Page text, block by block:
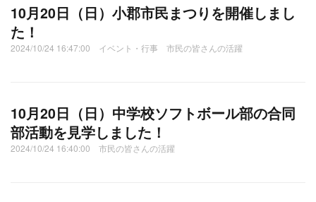
10月20日（日）小郡市民まつりを開催しまし
た！
2024/10/24 16:47:00 イベント・行事 市民の皆さんの活躍
10月20日（日）中学校ソフトボール部の合同
部活動を見学しました！
2024/10/24 16:40:00 市民の皆さんの活躍